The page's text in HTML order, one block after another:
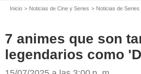
Inicio Noticias de Cine y Series Noticias de Series
7 animes que son
legendarios como